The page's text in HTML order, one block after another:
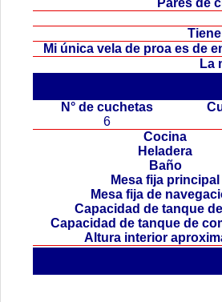
Pares de
Mi única vela de proa es de
La
N° de cuchetas
6
Cocina
Heladera
Baño
Mesa fija principal
Mesa fija de
Capacidad de tanque
Capacidad de tanque de
Altura interior